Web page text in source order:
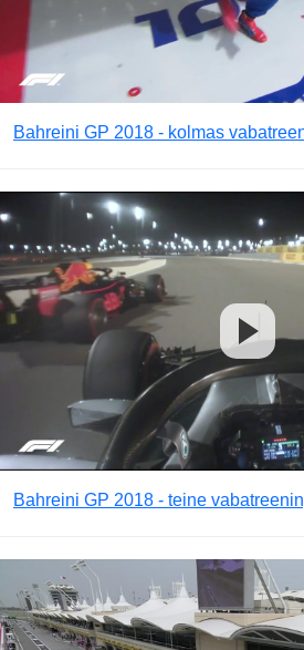
Bahreini GP 2018 - kolmas
Bahreini GP 2018 - teine